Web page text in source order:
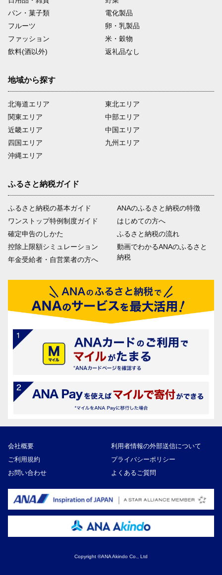
パン・菓子類
電化製品
フルーツ
卵・乳製品
ファッション
米・穀物
飲料(酒以外)
返礼品なし
地域から探す
北海道エリア
関東エリア
近畿エリア
四国エリア
沖縄エリア
東北エリア
中部エリア
中国エリア
九州エリア
ふるさと納税ガイド
ふるさと納税の基本ガイド
ワンストップ特例制度ガイド
確定申告のしかた
控除上限額シミュレーション
年金受給者・自営業者の方へ
ANAのふるさと納税の特徴
はじめての方へ
ふるさと納税の流れ
動画でわかるANAのふるさと
納税
会社概要
利用者情報の外部送信について
ご利用規約
プライバシーポリシー
お問い合わせ
よくあるご質問
Copyright ©ANA Akindo Co., Ltd